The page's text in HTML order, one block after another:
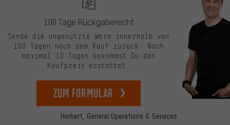
Herbert, General Operations & Services
100 Tage Rückgaberecht
Sende die ungenutzte Ware innerhalb von
100 Tagen nach dem Kauf zurück. Nach
maximal 10 Tagen bekommst Du den
Kaufpreis erstattet.
zum Formular